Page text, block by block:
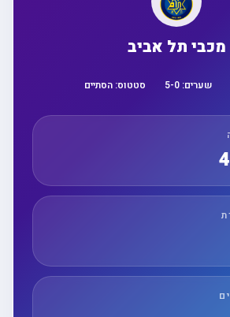
מכבי תל אביב
שערים: 5 -0 סטטוס:הסתיים